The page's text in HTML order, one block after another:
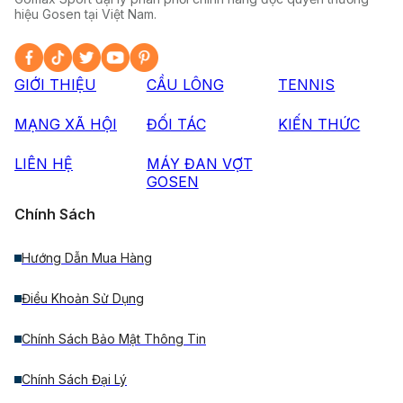
hiệu Gosen tại Việt Nam.
GIỚI THIỆU CẦU LÔNG TENNIS
MẠNG XÃ HỘI ĐỐI TÁC KIẾN THỨC
LIÊN HỆ
MÁY ĐAN VỢT
GOSEN
Chính Sách
Hướng Dẫn Mua Hàng
Điều Khoản Sử Dụng
Chính Sách Bảo Mật Thông Tin
Chính Sách Đại Lý